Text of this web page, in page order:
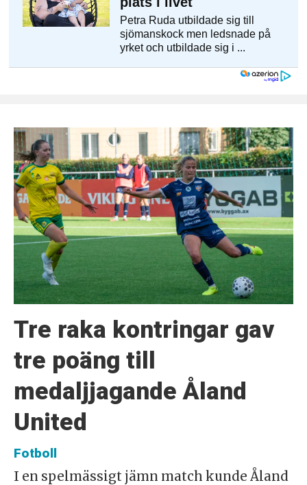
Tre raka kontringar gav
tre poäng till
medaljjagande Åland
United
Fotboll
I en spelmässigt jämn match kunde Åland